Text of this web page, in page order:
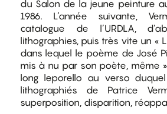
du Salon de la jeune peinture
1986. L’année suivante,
catalogue de l’URDLA,
lithographies, puis très vite un «
dans lequel le poème de José
mis à nu par son poète, même
long leporello au verso
lithographiés de Patrice
superposition, disparition,